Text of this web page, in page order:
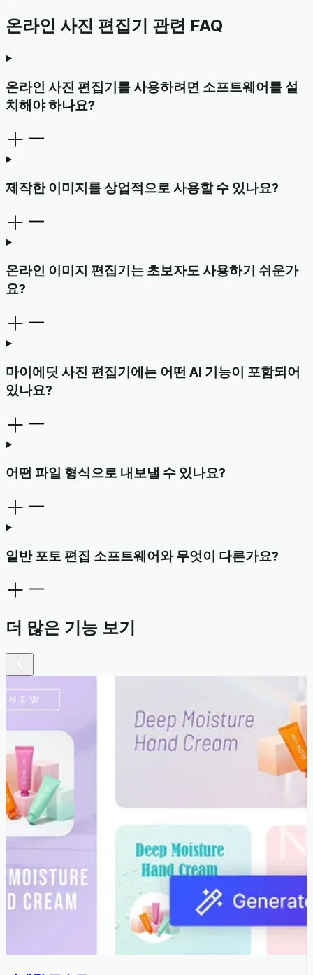
온라인 사진 편집기 관련 FAQ
온라인 사진 편집기를 사용하려면 소프트웨어를 설
치해야 하나요?
제작한 이미지를 상업적으로 사용할 수 있나요?
온라인 이미지 편집기는 초보자도 사용하기 쉬운가
요?
마이에딧 사진 편집기에는 어떤 AI 기능이 포함되어
있나요?
어떤 파일 형식으로 내보낼 수 있나요?
일반 포토 편집 소프트웨어와 무엇이 다른가요?
더 많은 기능 보기